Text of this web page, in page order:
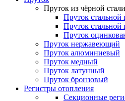
Пруток из чёрной стали
Пруток стальной
Пруток стальной
Пруток
Пруток нержавеющий
Пруток алюминиевый
Пруток медный
Пруток латунный
Пруток бронзовый
Регистры отопления
Секционные